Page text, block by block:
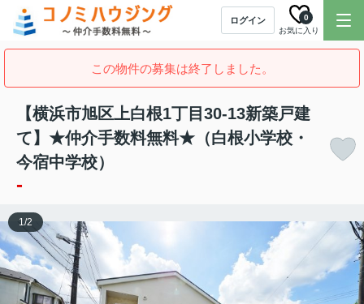
ログイン
お気に入り
0
この物件の募集は終了しました。
【横浜市旭区上白根1丁目30-13新築戸建
て】★仲介手数料無料★（白根小学校・
今宿中学校）
-
1/2